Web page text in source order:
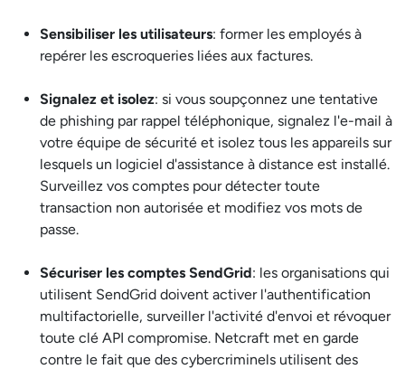
Sensibiliser les utilisateurs: former les employés à
repérer les escroqueries liées aux factures.
Signalez et isolez: si vous soupçonnez une tentative
de phishing par rappel téléphonique, signalez l'e-mail à
votre équipe de sécurité et isolez tous les appareils sur
lesquels un logiciel d'assistance à distance est installé.
Surveillez vos comptes pour détecter toute
transaction non autorisée et modifiez vos mots de
passe.
Sécuriser les comptes SendGrid: les organisations qui
utilisent SendGrid doivent activer l'authentification
multifactorielle, surveiller l'activité d'envoi et révoquer
toute clé API compromise. Netcraft met en garde
contre le fait que des cybercriminels utilisent des